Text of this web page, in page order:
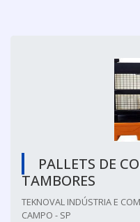
PALLETS DE
TAMBORES
TEKNOVAL INDÚSTRIA E
CAMPO - SP